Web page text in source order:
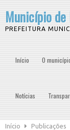
Município de
PREFEITURA
Início O
Notícias
Início Publicações